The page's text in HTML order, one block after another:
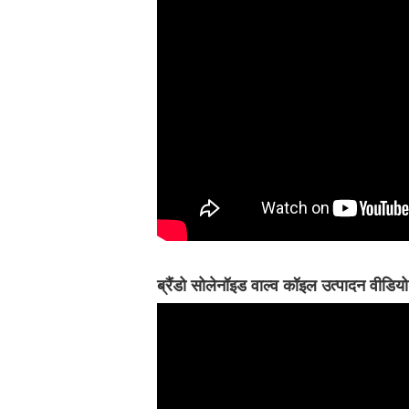
ब्रैंडो सोलेनॉइड वाल्व कॉइल उत्पादन